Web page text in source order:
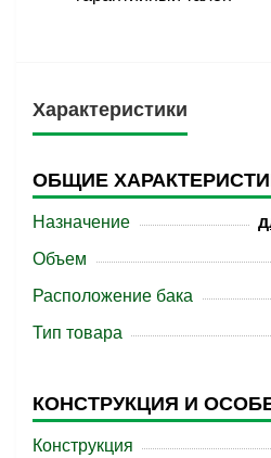
Характеристики
ОБЩИЕ
Назначение
Объем
Расположение бака
Тип товара
КОНСТРУКЦИЯ И
Конструкция